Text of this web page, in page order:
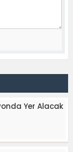
Yer Alacak